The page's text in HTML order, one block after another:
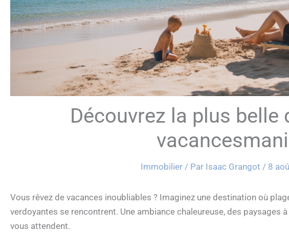
Découvrez la plus belle
Immobilier / Par Isaac Grangot/ 8
Vous rêvez de vacances inoubliables ? Imaginez une destination où
verdoyantes se rencontrent. Une ambiance chaleureuse, des paysages
vous attendent.